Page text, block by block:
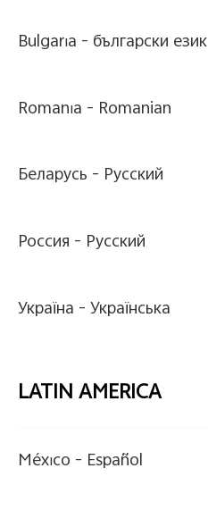
Bulgaria - български език
Romania - Romanian
Беларусь - Pусский
Россия - Pусский
Україна -Українська
LATIN AMERICA
México - Español